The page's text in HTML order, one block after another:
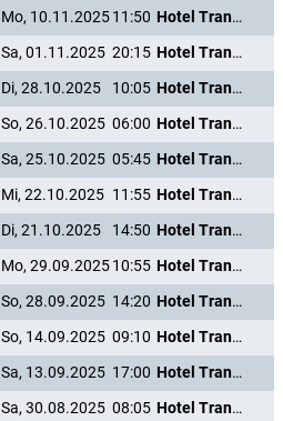
Mo, 10.11.202511:50
Hotel Transsilvanien 2
Sa, 01.11.2025 20:15
Hotel Transsilvanien 2
Di, 28.10.2025 10:05
Hotel Transsilvanien 2
So, 26.10.2025 06:00
Hotel Transsilvanien 2
Sa, 25.10.2025 05:45
Hotel Transsilvanien 2
Mi, 22.10.2025 11:55
Hotel Transsilvanien 2
Di, 21.10.2025 14:50
Hotel Transsilvanien 2
Mo, 29.09.202510:55
Hotel Transsilvanien 2
So, 28.09.2025 14:20
Hotel Transsilvanien 2
So, 14.09.2025 09:10
Hotel Transsilvanien 2
Sa, 13.09.2025 17:00
Hotel Transsilvanien 2
Sa, 30.08.2025 08:05 Hotel Transsilvanien 2